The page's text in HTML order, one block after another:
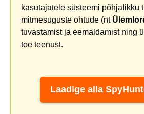
kasutajatele süsteemi põhjalikku
mitmesuguste ohtude (nt
tuvastamist ja eemaldamist ning
toe teenust.
Laadige alla